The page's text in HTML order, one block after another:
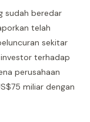
sudah beredar
telah
sekitar
terhadap
perusahaan
miliar dengan